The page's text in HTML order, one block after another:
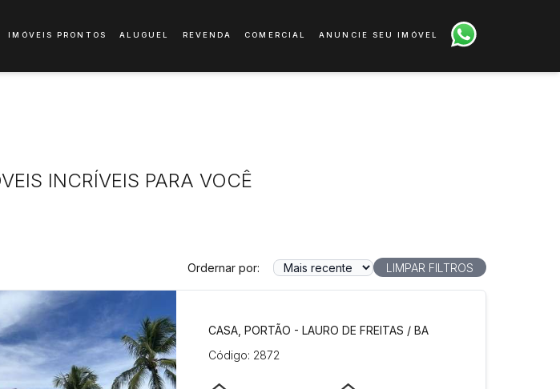
IMÓVEIS PRONTOS ALUGUEL REVENDA COMERCIAL ANUNCIE SEU IMÓVEL
INCRÍVEIS PARA VOCÊ
Ordernar por: LIMPAR FILTROS
CASA, PORTÃO - LAURO DE FREITAS / BA
Código: 2872